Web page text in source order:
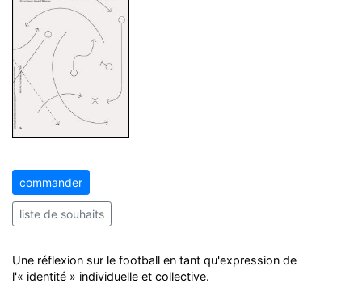
commander
liste de souhaits
Une réflexion sur le football en tant qu'expression de
l'« identité » individuelle et collective.